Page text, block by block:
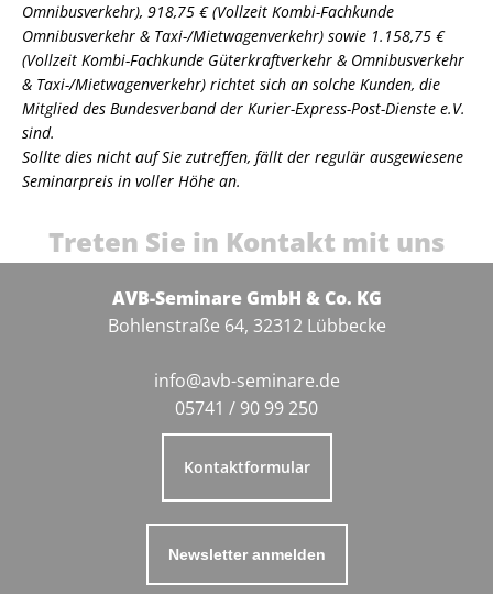
Omnibusverkehr), 918,75 € (Vollzeit Kombi-Fachkunde
Omnibusverkehr & Taxi-/Mietwagenverkehr) sowie 1.158,75 €
(Vollzeit Kombi-Fachkunde Güterkraftverkehr & Omnibusverkehr
& Taxi-/Mietwagenverkehr) richtet sich an solche Kunden, die
Mitglied des Bundesverband der Kurier-Express-Post-Dienste e.V.
sind.
Sollte dies nicht auf Sie zutreffen, fällt der regulär ausgewiesene
Seminarpreis in voller Höhe an.
Treten Sie in Kontakt mit uns
AVB-Seminare GmbH & Co. KG
Bohlenstraße 64, 32312 Lübbecke
info@avb-seminare.de
05741 / 90 99 250
Kontaktformular
Newsletter anmelden